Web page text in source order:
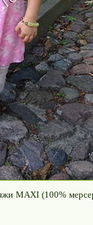
MAXI (100%